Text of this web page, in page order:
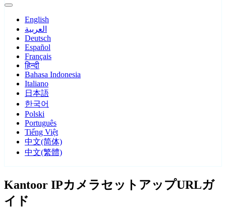
English
العربية
Deutsch
Español
Français
हिन्दी
Bahasa Indonesia
Italiano
日本語
한국어
Polski
Português
Tiếng Việt
中文(简体)
中文(繁體)
Kantoor IPカメラセットアップURLガ
イド